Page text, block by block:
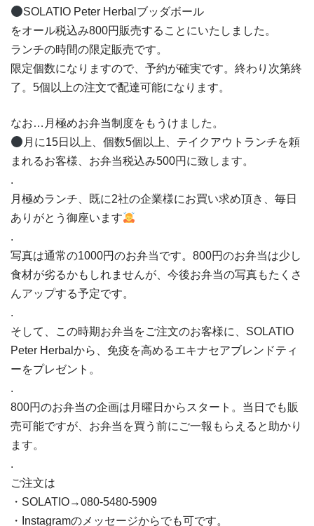
SOLATIO Peter Herbalブッダボール
をオール税込み800円販売することにいたしました。
ランチの時間の限定販売です。
限定個数になりますので、予約が確実です。終わり次第終
了。5個以上の注文で配達可能になります。
なお…月極めお弁当制度をもうけました。
月に15日以上、個数5個以上、テイクアウトランチを頼
まれるお客様、お弁当税込み500円に致します。
.
月極めランチ、既に2社の企業様にお買い求め頂き、毎日
ありがとう御座います
.
写真は通常の1000円のお弁当です。800円のお弁当は少し
食材が劣るかもしれませんが、今後お弁当の写真もたくさ
んアップする予定です。
.
そして、この時期お弁当をご注文のお客様に、SOLATIO
Peter Herbalから、免疫を高めるエキナセアブレンドティ
ーをプレゼント。
.
800円のお弁当の企画は月曜日からスタート。当日でも販
売可能ですが、お弁当を買う前にご一報もらえると助かり
ます。
.
ご注文は
・SOLATIO→080-5480-5909
・Instagramのメッセージからでも可です。